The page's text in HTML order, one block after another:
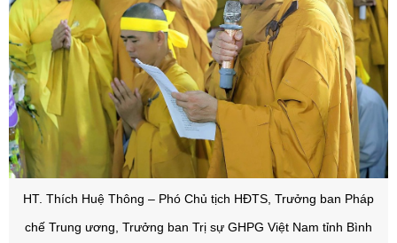
HT. Thích Huệ Thông – Phó Chủ tịch HĐTS, Trưởng ban Pháp
chế Trung ương, Trưởng ban Trị sự GHPG Việt Nam tỉnh Bình